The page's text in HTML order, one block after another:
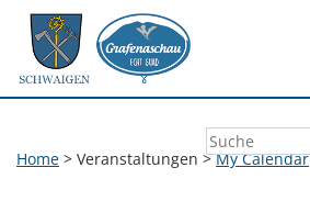
Home > Veranstaltungen >My Calendar